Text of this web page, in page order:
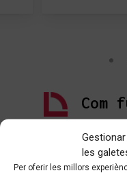
les
Per oferir les millors
Com